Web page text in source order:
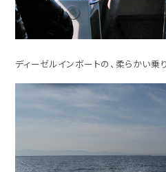
ディーゼルインボートの、柔らかい乗